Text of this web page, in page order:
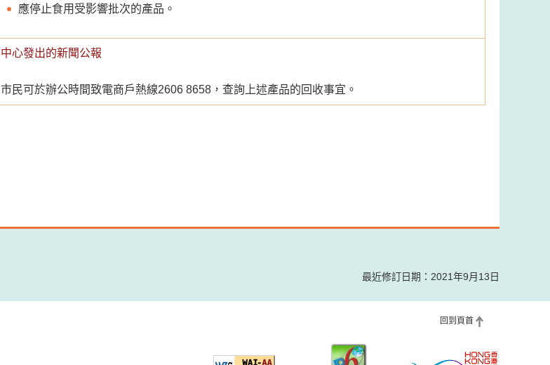
應停止食用受影響批次的產品。
中心發出的新聞公報
市民可於辦公時間致電商戶熱線2606 8658，查詢上述產品的回收事宜。
最近修訂日期：2021年9月13日
回到頁首